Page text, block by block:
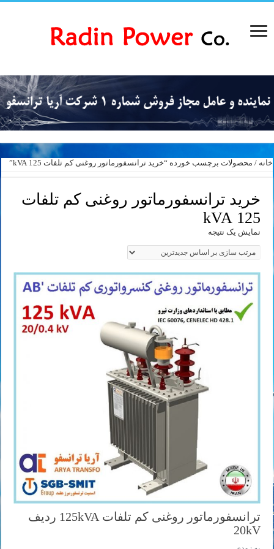
خانه / محصولات برچسب خورده “خرید ترانسفورماتور روغنی کم تلفات 125 kVA”
خرید ترانسفورماتور روغنی کم تلفات
125 kVA
نمایش یک نتیجه
ترانسفورماتور روغنی کم تلفات 125kVA ردیف
20kV